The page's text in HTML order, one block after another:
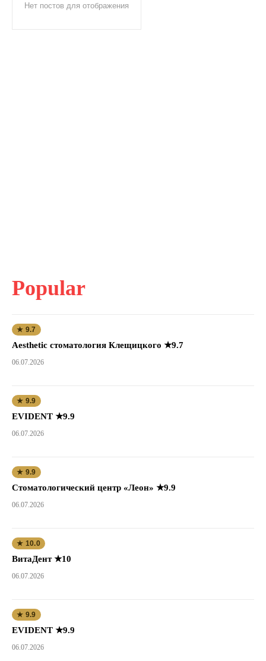
Нет постов для отображения
Popular
★ 9.7
Aesthetic стоматология Клещицкого ★9.7
06.07.2026
★ 9.9
EVIDENT ★9.9
06.07.2026
★ 9.9
Стоматологический центр «Леон» ★9.9
06.07.2026
★ 10.0
ВитаДент ★10
06.07.2026
★ 9.9
EVIDENT ★9.9
06.07.2026